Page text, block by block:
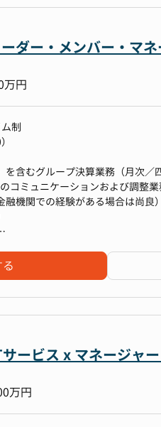
ダー・メンバー・マ
万円
制
含むグループ決算業務（月次／
コミュニケーションおよび調整業
対応
のレビューおよび指導
グ、連結パッケージ等の基礎デ
配置転換あり
機関での経験がある場合は尚良）
用したデータ処理・集計能力
ービス x マネージャ
万円